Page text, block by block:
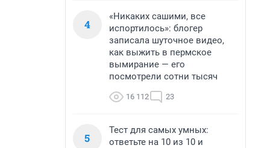
4
«Никаких сашими, все
испортилось»: блогер
записала шуточное видео,
как выжить в пермское
вымирание — его
посмотрели сотни тысяч
16 112 23
5
Тест для самых умных:
ответьте на 10 из 10 и